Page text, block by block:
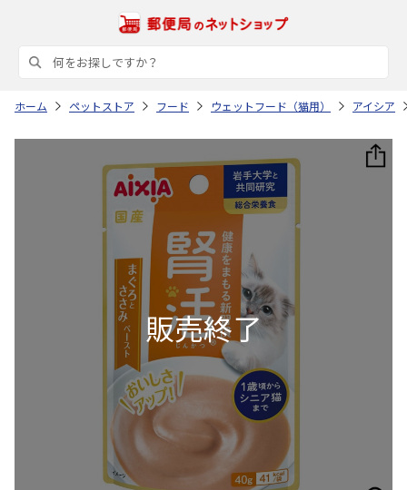
ホーム ペットストア フード ウェットフード（猫用） アイシア